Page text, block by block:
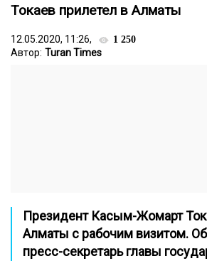
Токаев прилетел в Алматы
12.05.2020, 11:26, 1 250
Автор: Turan Times
Президент Касым-Жомарт
Алматы с рабочим визитом.
пресс-секретарь главы